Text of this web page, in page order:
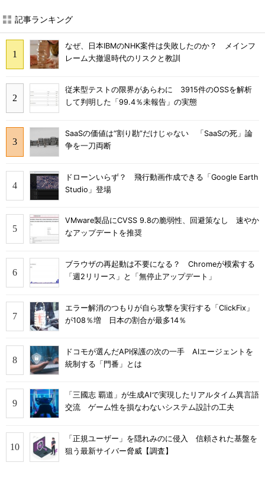
記事ランキング
なぜ、日本IBMのNHK案件は失敗したのか？ メインフ
レーム大撤退時代のリスクと教訓
従来型テストの限界があらわに 3915件のOSSを解析
して判明した「99.4％未報告」の実態
SaaSの価値は“割り勘”だけじゃない 「SaaSの死」論
争を一刀両断
ドローンいらず？ 飛行動画作成できる「Google Earth
Studio」登場
VMware製品にCVSS 9.8の脆弱性、回避策なし 速やか
なアップデートを推奨
ブラウザの再起動は不要になる？ Chromeが模索する
「週2リリース」と「無停止アップデート」
エラー解消のつもりが自ら攻撃を実行する「ClickFix」
が108％増 日本の割合が最多14％
ドコモが選んだAPI保護の次の一手 AIエージェントを
統制する「門番」とは
「三國志 覇道」が生成AIで実現したリアルタイム異言語
交流 ゲーム性を損なわないシステム設計の工夫
「正規ユーザー」を隠れみのに侵入 信頼された基盤を
狙う最新サイバー脅威【調査】